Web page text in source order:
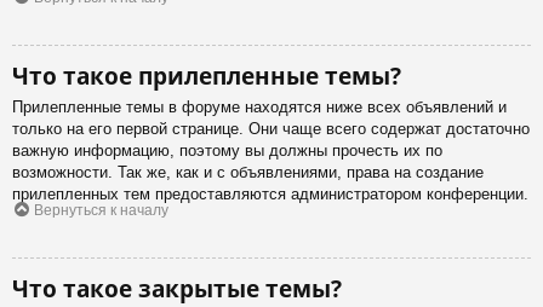
Что такое прилепленные темы?
Прилепленные темы в форуме находятся ниже всех объявлений и
только на его первой странице. Они чаще всего содержат достаточно
важную информацию, поэтому вы должны прочесть их по
возможности. Так же, как и с объявлениями, права на создание
прилепленных тем предоставляются администратором конференции.
Вернуться к началу
Что такое закрытые темы?